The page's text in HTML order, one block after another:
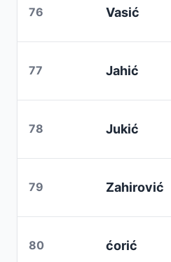
76 Vasić
77 Jahić
78 Jukić
79 Zahirović
80 ćorić